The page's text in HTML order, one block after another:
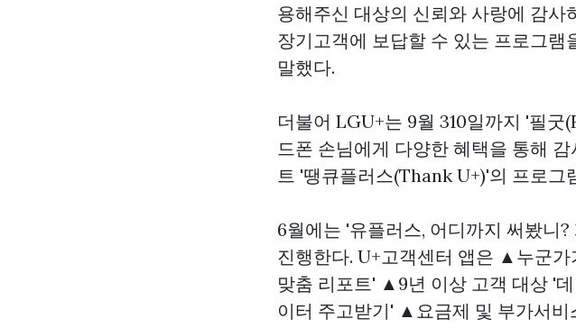
용해주신 대상의 신뢰와 사랑에 감사
장기고객에 보답할 수 있는 프로그램
말했다.
더불어 LGU+는 9월 310일까지 '필
드폰 손님에게 다양한 혜택을 통해
트 '땡큐플러스(Thank U+)'의 프로그
6월에는 '유플러스, 어디까지 써봤니
진행한다. U+고객센터 앱은 ▲누군
맞춤 리포트' ▲9년 이상 고객 대상 '
이터 주고받기' ▲요금제 및 부가서